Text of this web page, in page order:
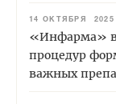
14 ОКТЯБРЯ 2025
«Инфарма»
процедур
важных